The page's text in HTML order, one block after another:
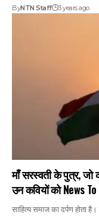
ByNTN Staff 3 years ago
माँ सरस्वती के पुत्र,
उन कवियों को News
साहित्य समाज का दर्पण होता